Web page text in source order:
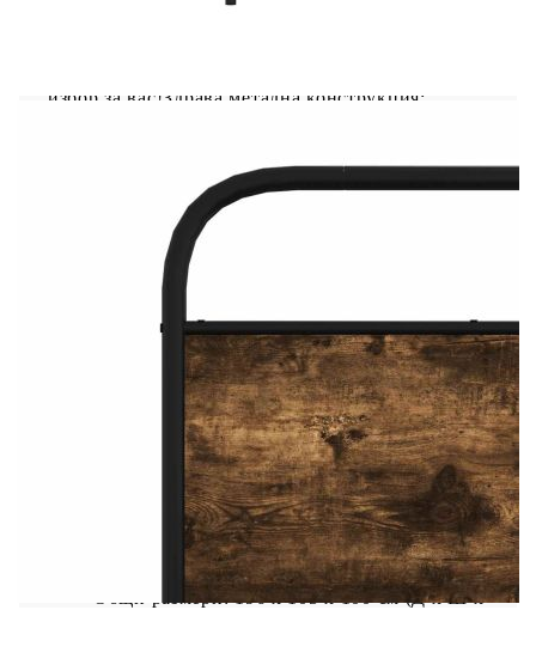
избор за вас!Здрава метална конструкция:
материал, който предлага изключителна
здравина и стабилност.Стабилни и издръжливи
крака: Това легло се поддържа от здрави крака,
осигуряващи стабилност, безопасност и
твърдост.Гъвкава табла: Тази рамка за легло се
предлага с табла, която осигурява отлична
опора за гърба, когато седите в леглото, за да
същевременно служи и като декоративен
елемент.Решетъчна основа за оптимална опора:
Рамката на леглото е оборудвана с решетъчна
основа за опора и дишане на вашия
матрак.Добре е да се знае:Към това легло не е
включен матрак. Предлагаме разнообразие от
матраци. Можете да проверите нашия магазин
за подходящ матрак.
Цвят: Опушен дъб
Материал: Стомана, инженерна дървесина
Общи размери: 196 x 105 x 100 см (Д x Ш x